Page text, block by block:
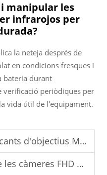
manipular les
infrarojos per
la neteja després de
en condicions fresques i
bateria durant
verificació periòdiques per
vida útil de l'equipament.
M12 afecten el control de qualitat
per a aplicacions industrials